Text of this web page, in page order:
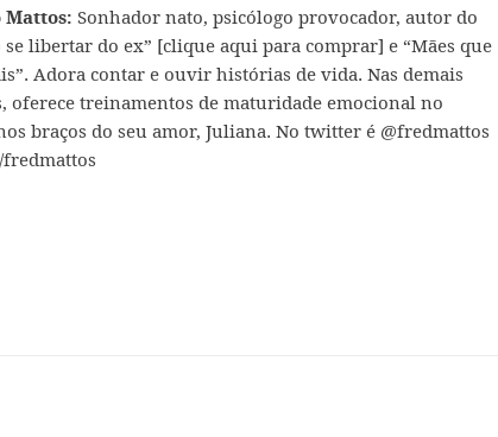
Sonhador nato, psicólogo provocador, autor do
se libertar do ex” [clique aqui para comprar] e “Mães que
. Adora contar e ouvir histórias de vida. Nas demais
treinamentos de maturidade emocional no
braços do seu amor, Juliana. No twitter é @fredmattos